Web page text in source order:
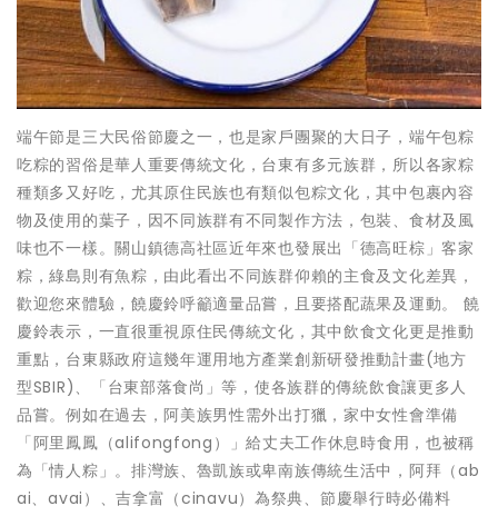
端午節是三大民俗節慶之一，也是家戶團聚的大日子，端午包粽
吃粽的習俗是華人重要傳統文化，台東有多元族群，所以各家粽
種類多又好吃，尤其原住民族也有類似包粽文化，其中包裹內容
物及使用的葉子，因不同族群有不同製作方法，包裝、食材及風
味也不一樣。關山鎮德高社區近年來也發展出「德高旺棕」客家
粽，綠島則有魚粽，由此看出不同族群仰賴的主食及文化差異，
歡迎您來體驗，饒慶鈴呼籲適量品嘗，且要搭配蔬果及運動。 饒
慶鈴表示，一直很重視原住民傳統文化，其中飲食文化更是推動
重點，台東縣政府這幾年運用地方產業創新研發推動計畫(地方
型SBIR)、「台東部落食尚」等，使各族群的傳統飲食讓更多人
品嘗。例如在過去，阿美族男性需外出打獵，家中女性會準備
「阿里鳳鳳（alifongfong）」給丈夫工作休息時食用，也被稱
為「情人粽」。排灣族、魯凱族或卑南族傳統生活中，阿拜（ab
ai、avai）、吉拿富（cinavu）為祭典、節慶舉行時必備料